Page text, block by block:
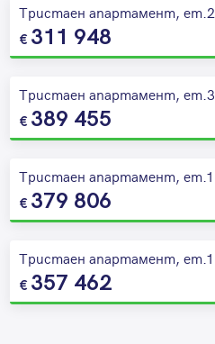
Тристаен апартамент, ет.2
311 948
Тристаен апартамент, ет.3
389 455
Тристаен апартамент, ет.1
379 806
Тристаен апартамент, ет.1
357 462